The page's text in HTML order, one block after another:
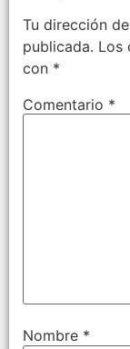
Tu dirección
publicada. Los
con *
Comentario *
Nombre *